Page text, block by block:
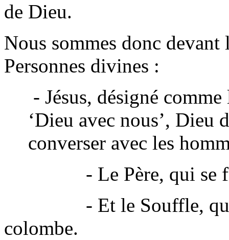
de Dieu.
Nous sommes donc
Personnes divines :
- Jésus, désigné
‘Dieu avec nous’, Dieu
converser avec les
- Le Père, qui se
- Et le Souffle, qui se
colombe.